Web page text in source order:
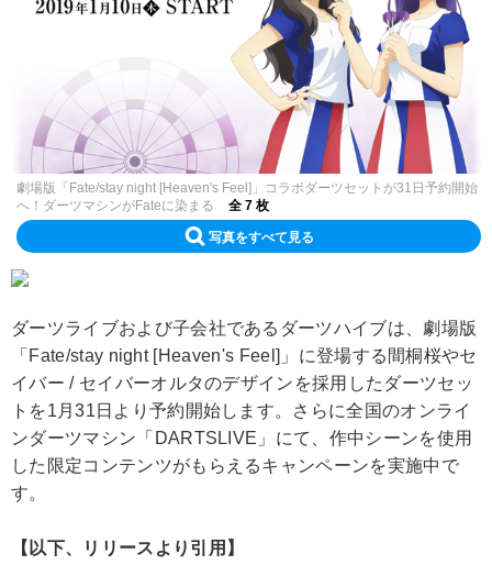
劇場版「Fate/stay night [Heaven's Feel]」コラボダーツセットが31日予約開始
へ！ダーツマシンがFateに染まる
全 7 枚
写真をすべて見る
ダーツライブおよび子会社であるダーツハイブは、劇場版
「Fate/stay night [Heaven's Feel]」に登場する間桐桜やセ
イバー / セイバーオルタのデザインを採用したダーツセッ
トを1月31日より予約開始します。さらに全国のオンライ
ンダーツマシン「DARTSLIVE」にて、作中シーンを使用
した限定コンテンツがもらえるキャンペーンを実施中で
す。
【以下、リリースより引用】